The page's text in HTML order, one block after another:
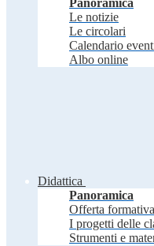
Panoramica
Le notizie
Le circolari
Calendario
Albo online
Didattica
Panoramica
Offerta formativa
I progetti delle
Strumenti e